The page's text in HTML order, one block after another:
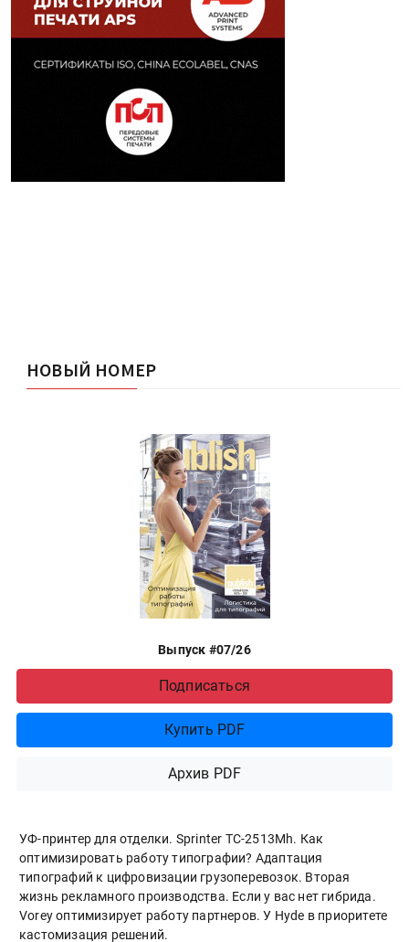
НОВЫЙ НОМЕР
Выпуск #07/26
Подписаться
Купить PDF
Архив PDF
УФ-принтер для отделки. Sprinter ТС-2513Mh. Как
оптимизировать работу типографии? Адаптация
типографий к цифровизации грузоперевозок. Вторая
жизнь рекламного производства. Если у вас нет гибрида.
Vorey оптимизирует работу партнеров. У Hyde в приоритете
кастомизация решений.